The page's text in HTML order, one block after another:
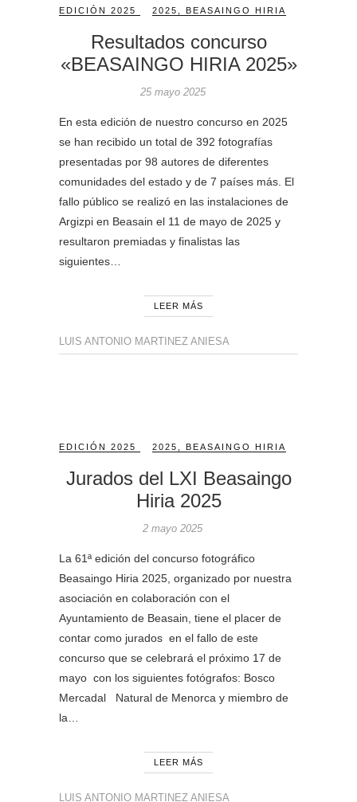
EDICIÓN 2025 2025 BEASAINGO HIRIA
Resultados concurso
«BEASAINGO HIRIA 2025»
25 mayo 2025
En esta edición de nuestro concurso en 2025
se han recibido un total de 392 fotografías
presentadas por 98 autores de diferentes
comunidades del estado y de 7 países más. El
fallo público se realizó en las instalaciones de
Argizpi en Beasain el 11 de mayo de 2025 y
resultaron premiadas y finalistas las
siguientes…
LEER MÁS
LUIS ANTONIO MARTINEZ ANIESA
EDICIÓN 2025 2025 BEASAINGO HIRIA
Jurados del LXI Beasaingo
Hiria 2025
2 mayo 2025
La 61ª edición del concurso fotográfico
Beasaingo Hiria 2025, organizado por nuestra
asociación en colaboración con el
Ayuntamiento de Beasain, tiene el placer de
contar como jurados en el fallo de este
concurso que se celebrará el próximo 17 de
mayo con los siguientes fotógrafos: Bosco
Mercadal Natural de Menorca y miembro de
la…
LEER MÁS
LUIS ANTONIO MARTINEZ ANIESA